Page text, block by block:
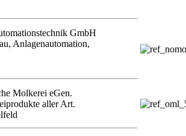
GmbH
Anlagenautomation,
Molkerei eGen.
aller Art.